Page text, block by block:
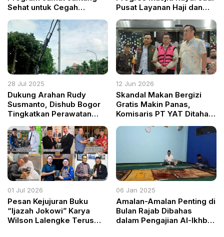
Sehat untuk Cegah
Pusat Layanan Haji dan
28 Jul 2025
Dukung Arahan Rudy
Susmanto, Dishub Bogor
Tingkatkan Perawatan
Ciptakan Wilayah Aman
dan Nyaman
12 Jun 2026
Skandal Makan Bergizi
Gratis Makin Panas,
Komisaris PT YAT Ditahan
Manipulasi Proyek
01 Jul 2026
Pesan Kejujuran Buku
“Ijazah Jokowi” Karya
Wilson Lalengke Terus
06 Jan 2025
Amalan-Amalan Penting di
Bulan Rajab Dibahas
dalam Pengajian Al-Ikhbar